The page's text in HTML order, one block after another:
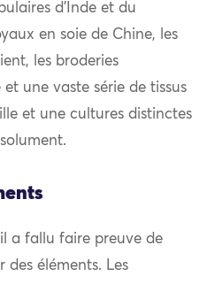
d’Inde et du
en soie de Chine, les
les broderies
et une vaste série de tissus
et une cultures distinctes
il a fallu faire preuve de
éléments. Les